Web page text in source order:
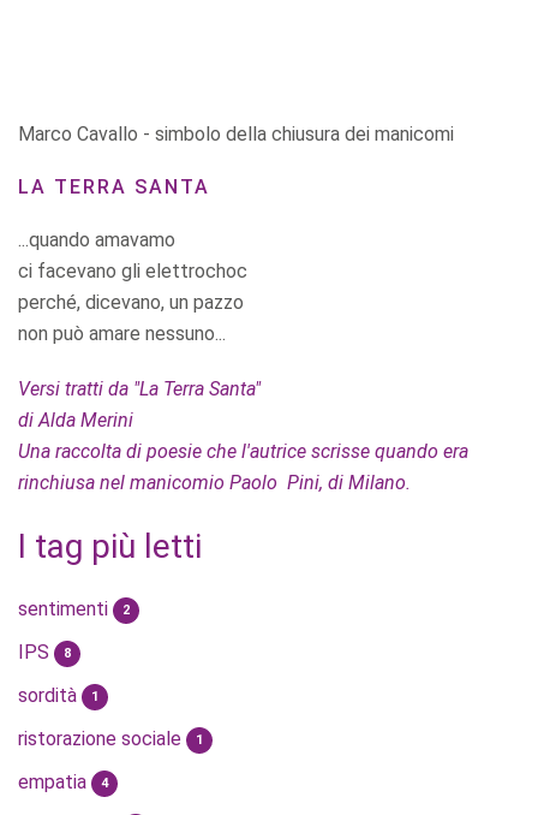
Marco Cavallo - simbolo della chiusura dei manicomi
LA TERRA SANTA
...quando amavamo
ci facevano gli elettrochoc
perché, dicevano, un pazzo
non può amare nessuno...
Versi tratti da "La Terra Santa"
di Alda Merini
Una raccolta di poesie che l'autrice scrisse quando era
rinchiusa nel manicomio Paolo Pini, di Milano.
I tag più letti
sentimenti 2
IPS 8
sordità 1
ristorazione sociale 1
empatia 4